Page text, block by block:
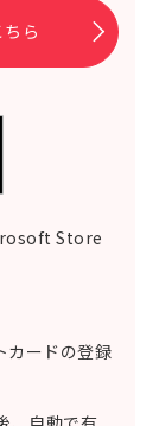
ら
Store
カードの登録